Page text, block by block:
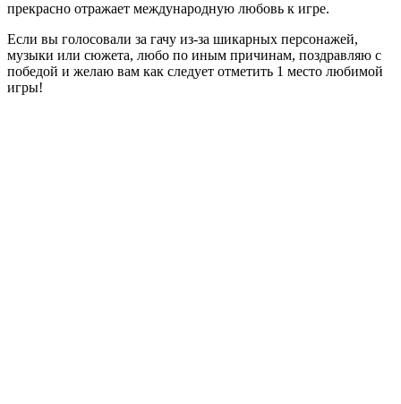
прекрасно отражает международную любовь к игре.
Если вы голосовали за гачу из-за шикарных персонажей,
музыки или сюжета, любо по иным причинам, поздравляю с
победой и желаю вам как следует отметить 1 место любимой
игры!